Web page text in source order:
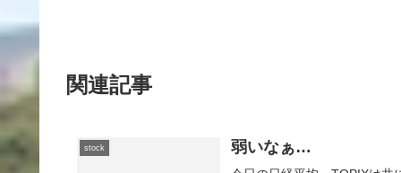
関連記事
stock 弱いなぁ…